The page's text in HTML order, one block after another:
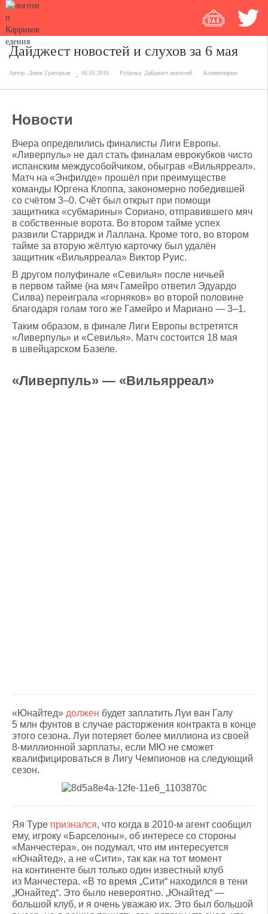
Дайджест новостей и слухов за 6 мая
Автор: Денис Григорьев 06.05.2016 Рубрика: Дайджест новостей Комментарии
Новости
Вчера определились финалисты Лиги Европы.
«Ливерпуль» не дал стать финалам еврокубков чисто
испанским междусобойчиком, обыграв «Вильярреал».
Матч на «Энфилде» прошёл при преимуществе
команды Юргена Клоппа, закономерно победившей
со счётом 3–0. Счёт был открыт при помощи
защитника «субмарины» Сориано, отправившего мяч
в собственные ворота. Во втором тайме успех
развили Старридж и Лаллана. Кроме того, во втором
тайме за вторую жёлтую карточку был удалён
защитник «Вильярреала» Виктор Руис.
В другом полуфинале «Севилья» после ничьей
в первом тайме (на мяч Гамейро ответил Эдуардо
Силва) переиграла «горняков» во второй половине
благодаря голам того же Гамейро и Мариано — 3–1.
Таким образом, в финале Лиги Европы встретятся
«Ливерпуль» и «Севилья». Матч состоится 18 мая
в швейцарском Базеле.
«Ливерпуль» — «Вильярреал»
«Юнайтед» должен будет заплатить Луи ван Галу
5 млн фунтов в случае расторжения контракта в конце
этого сезона. Луи потеряет более миллиона из своей
8-миллионной зарплаты, если МЮ не сможет
квалифицироваться в Лигу Чемпионов на следующий
сезон.
Яя Туре признался, что когда в 2010-м агент сообщил
ему, игроку «Барселоны», об интересе со стороны
«Манчестера», он подумал, что им интересуется
«Юнайтед», а не «Сити», так как на тот момент
на континенте был только один известный клуб
из Манчестера. «В то время „Сити“ находился в тени
„Юнайтед“. Это было невероятно. „Юнайтед“ —
большой клуб, и я очень уважаю их. Это был большой